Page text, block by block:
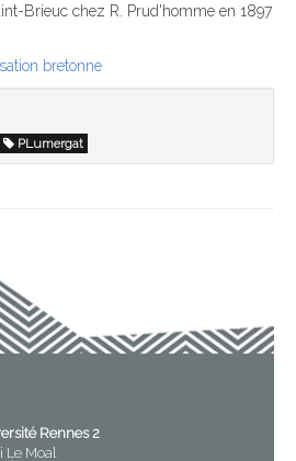
Brieuc chez R. Prud'homme en 1897
bretonne
PLumergat
Rennes 2
Le Moal